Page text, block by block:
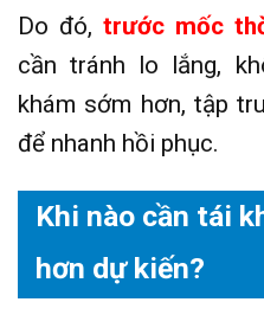
Do đó, trước mốc
cần tránh lo lắng,
khám sớm hơn, tập
để nhanh hồi phục.
Khi nào cần tái
hơn dự kiến?